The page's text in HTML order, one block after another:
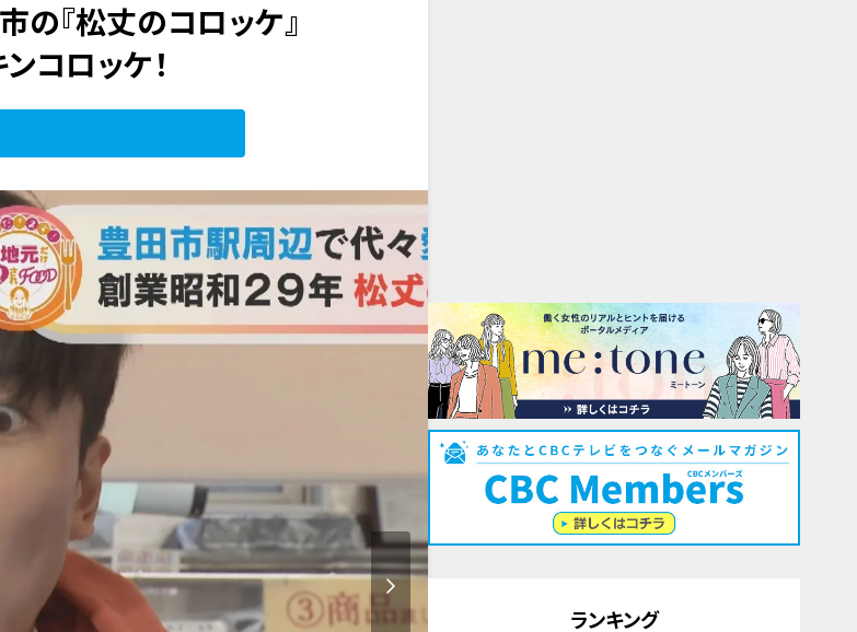
『松丈のコロッケ』
コロッケ！
ランキング